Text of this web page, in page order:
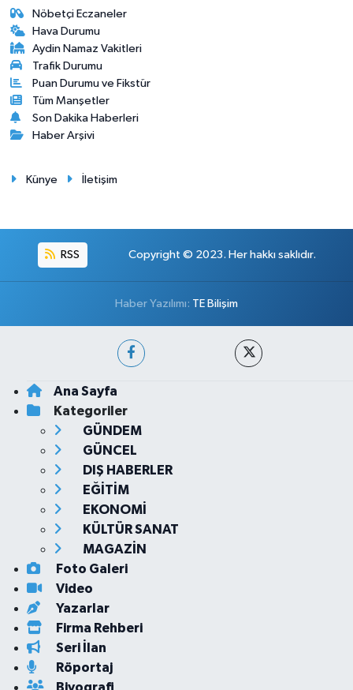
Nöbetçi Eczaneler
Hava Durumu
Aydin Namaz Vakitleri
Trafik Durumu
Puan Durumu ve Fikstür
Tüm Manşetler
Son Dakika Haberleri
Haber Arşivi
Künye İletişim
RSS Copyright © 2023. Her hakkı saklıdır.
Haber Yazılımı: TE Bilişim
Ana Sayfa
Kategoriler
GÜNDEM
GÜNCEL
DIŞ HABERLER
EĞİTİM
EKONOMİ
KÜLTÜR SANAT
MAGAZİN
Foto Galeri
Video
Yazarlar
Firma Rehberi
Seri İlan
Röportaj
Biyografi